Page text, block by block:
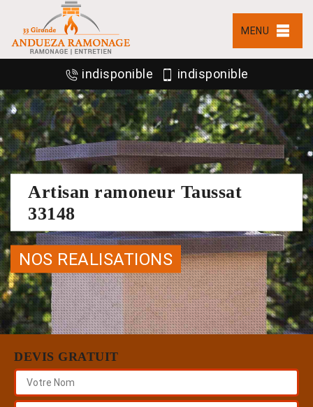
MENU
indisponible indisponible
Artisan ramoneur Taussat
33148
NOS REALISATIONS
DEVIS GRATUIT